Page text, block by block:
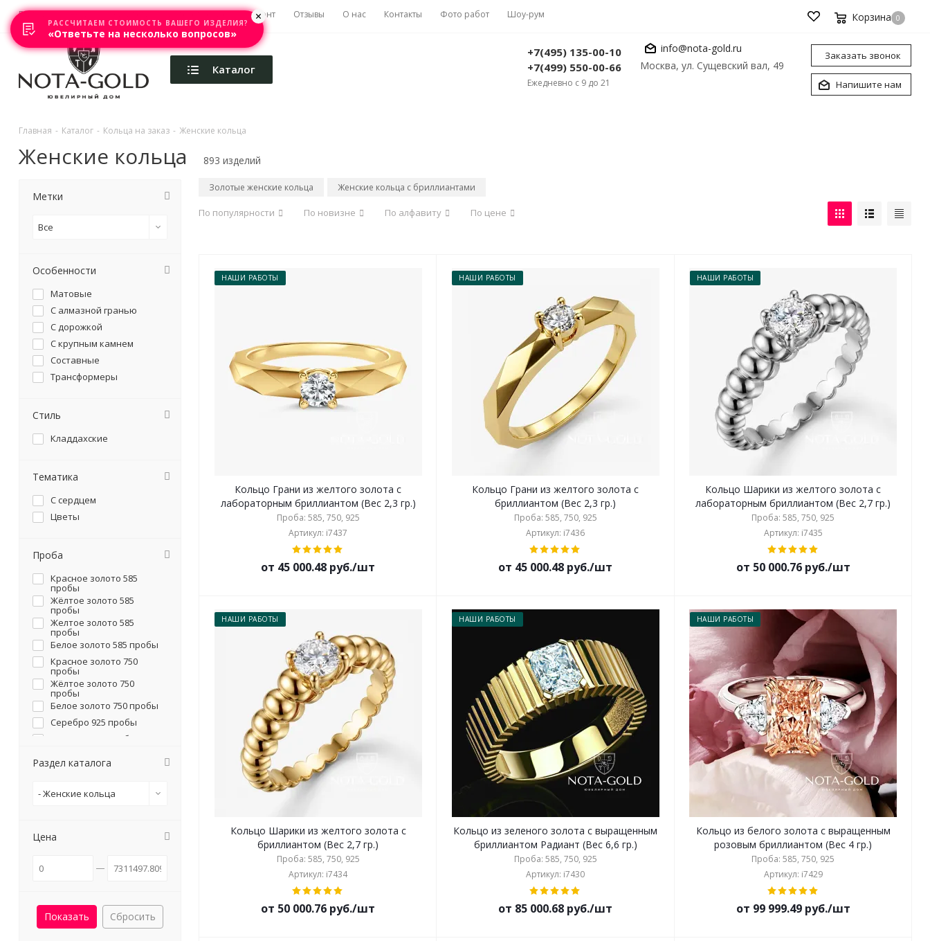
Главная Акции Каталоги Изготовление Ремонт Отзывы О нас Контакты Фото работ Шоу-рум Корзина 0
Каталог
+7(495) 135-00-10
+7(499) 550-00-66
Ежедневно с 9 до 21
info@nota-gold.ru
Москва, ул. Сущевский вал, 49
Заказать звонок
Напишите нам
Главная - Каталог - Кольца на заказ - Женские кольца
Женские кольца 893 изделий
Золотые женские кольца Женские кольца с бриллиантами
По популярности По новизне По алфавиту По цене
НАШИ РАБОТЫ
Кольцо Грани из желтого золота с
лабораторным бриллиантом (Вес 2,3 гр.)
Проба: 585, 750, 925
Артикул: i7437
от 45 000.48 руб./шт
НАШИ РАБОТЫ
Кольцо Грани из желтого золота с
бриллиантом (Вес 2,3 гр.)
Проба: 585, 750, 925
Артикул: i7436
от 45 000.48 руб./шт
НАШИ РАБОТЫ
Кольцо Шарики из желтого золота с
лабораторным бриллиантом (Вес 2,7 гр.)
Проба: 585, 750, 925
Артикул: i7435
от 50 000.76 руб./шт
НАШИ РАБОТЫ
Кольцо Шарики из желтого золота с
бриллиантом (Вес 2,7 гр.)
Проба: 585, 750, 925
Артикул: i7434
от 50 000.76 руб./шт
НАШИ РАБОТЫ
Кольцо из зеленого золота с выращенным
бриллиантом Радиант (Вес 6,6 гр.)
Проба: 585, 750, 925
Артикул: i7430
от 85 000.68 руб./шт
НАШИ РАБОТЫ
Кольцо из белого золота с выращенным
розовым бриллиантом (Вес 4 гр.)
Проба: 585, 750, 925
Артикул: i7429
от 99 999.49 руб./шт
Метки
Все
Особенности
Матовые
С алмазной гранью
С дорожкой
С крупным камнем
Составные
Трансформеры
Стиль
Кладдахские
Тематика
С сердцем
Цветы
Проба
Красное золото 585
пробы
Жёлтое золото 585
пробы
Желтое золото 585
пробы
Белое золото 585 пробы
Красное золото 750
пробы
Жёлтое золото 750
пробы
Белое золото 750 пробы
Серебро 925 пробы
Платина 950 пробы
Раздел каталога
- Женские кольца
Цена
Сбросить
РАССЧИТАЕМ СТОИМОСТЬ ВАШЕГО ИЗДЕЛИЯ?
«Ответьте на несколько вопросов»